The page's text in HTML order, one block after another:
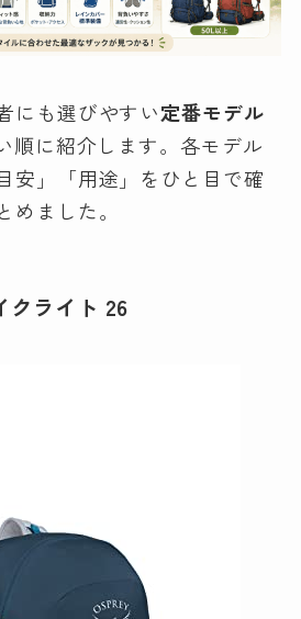
にも選びやすい定番モデル
順に紹介します。各モデル
安」「用途」をひと目で確
ました。
クライト 26